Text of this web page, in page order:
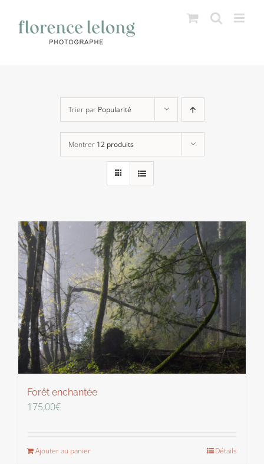
contenu
Trier par Popularité
Montrer 12 produits
Forêt enchantée
175,00€
Ajouter au panier Détails